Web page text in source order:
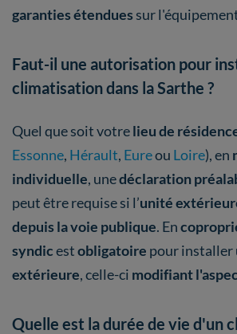
garanties étendues sur
Faut-il une autorisation pour
climatisation dans la Sarthe ?
Quel que soit votrelieu de
Essonne, Hérault, Eureou Loire), en
individuelle, unedéclaration
peut être requise si l’unité
depuis la voie publique. En
syndicestobligatoire pour installer
extérieure, celle-ci modifiant
Quelle est la durée de vie d'un